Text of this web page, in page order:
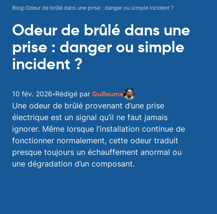
Blog Odeur de brûlé dans une prise : danger ou simple incident ?
Odeur de brûlé dans une
prise : danger ou simple
incident ?
10 fév. 2026•Rédigé par Guillaume
Une odeur de brûlé provenant d’une prise
électrique est un signal qu’il ne faut jamais
ignorer. Même lorsque l’installation continue de
fonctionner normalement, cette odeur traduit
presque toujours un échauffement anormal ou
une dégradation d’un composant.